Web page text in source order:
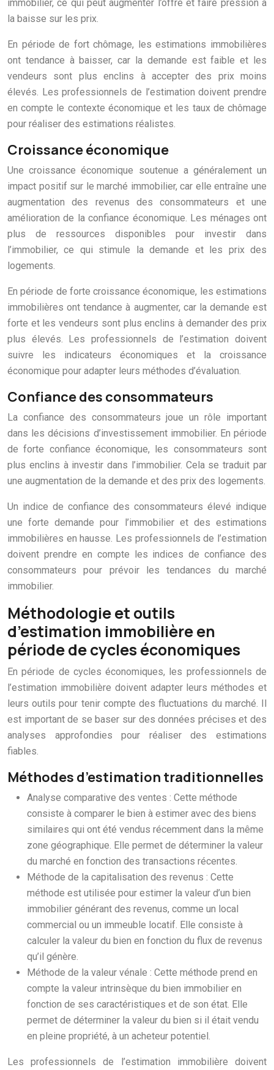
immobilier, ce qui peut augmenter l’offre et faire pression à
la baisse sur les prix.
En période de fort chômage, les estimations immobilières
ont tendance à baisser, car la demande est faible et les
vendeurs sont plus enclins à accepter des prix moins
élevés. Les professionnels de l’estimation doivent prendre
en compte le contexte économique et les taux de chômage
pour réaliser des estimations réalistes.
Croissance économique
Une croissance économique soutenue a généralement un
impact positif sur le marché immobilier, car elle entraîne une
augmentation des revenus des consommateurs et une
amélioration de la confiance économique. Les ménages ont
plus de ressources disponibles pour investir dans
l’immobilier, ce qui stimule la demande et les prix des
logements.
En période de forte croissance économique, les estimations
immobilières ont tendance à augmenter, car la demande est
forte et les vendeurs sont plus enclins à demander des prix
plus élevés. Les professionnels de l’estimation doivent
suivre les indicateurs économiques et la croissance
économique pour adapter leurs méthodes d’évaluation.
Confiance des consommateurs
La confiance des consommateurs joue un rôle important
dans les décisions d’investissement immobilier. En période
de forte confiance économique, les consommateurs sont
plus enclins à investir dans l’immobilier. Cela se traduit par
une augmentation de la demande et des prix des logements.
Un indice de confiance des consommateurs élevé indique
une forte demande pour l’immobilier et des estimations
immobilières en hausse. Les professionnels de l’estimation
doivent prendre en compte les indices de confiance des
consommateurs pour prévoir les tendances du marché
immobilier.
Méthodologie et outils
d’estimation immobilière en
période de cycles économiques
En période de cycles économiques, les professionnels de
l’estimation immobilière doivent adapter leurs méthodes et
leurs outils pour tenir compte des fluctuations du marché. Il
est important de se baser sur des données précises et des
analyses approfondies pour réaliser des estimations
fiables.
Méthodes d’estimation traditionnelles
Analyse comparative des ventes : Cette méthode
consiste à comparer le bien à estimer avec des biens
similaires qui ont été vendus récemment dans la même
zone géographique. Elle permet de déterminer la valeur
du marché en fonction des transactions récentes.
Méthode de la capitalisation des revenus : Cette
méthode est utilisée pour estimer la valeur d’un bien
immobilier générant des revenus, comme un local
commercial ou un immeuble locatif. Elle consiste à
calculer la valeur du bien en fonction du flux de revenus
qu’il génère.
Méthode de la valeur vénale : Cette méthode prend en
compte la valeur intrinsèque du bien immobilier en
fonction de ses caractéristiques et de son état. Elle
permet de déterminer la valeur du bien si il était vendu
en pleine propriété, à un acheteur potentiel.
Les professionnels de l’estimation immobilière doivent